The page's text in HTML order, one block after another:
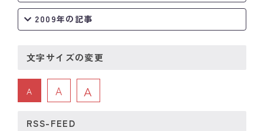
2009年の記事
文字サイズの変更
A A A
RSS-FEED